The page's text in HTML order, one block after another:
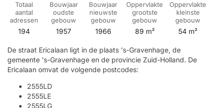
Totaal
aantal
adressen
194
Bouwjaar
oudste
gebouw
1957
Bouwjaar
nieuwste
gebouw
1966
Oppervlakte
grootste
gebouw
89 m²
Oppervlakte
kleinste
gebouw
54 m²
De straat Ericalaan ligt in de plaats 's-Gravenhage, de
gemeente 's-Gravenhage en de provincie Zuid-Holland. De
Ericalaan omvat de volgende postcodes:
2555LD
2555LE
2555LG